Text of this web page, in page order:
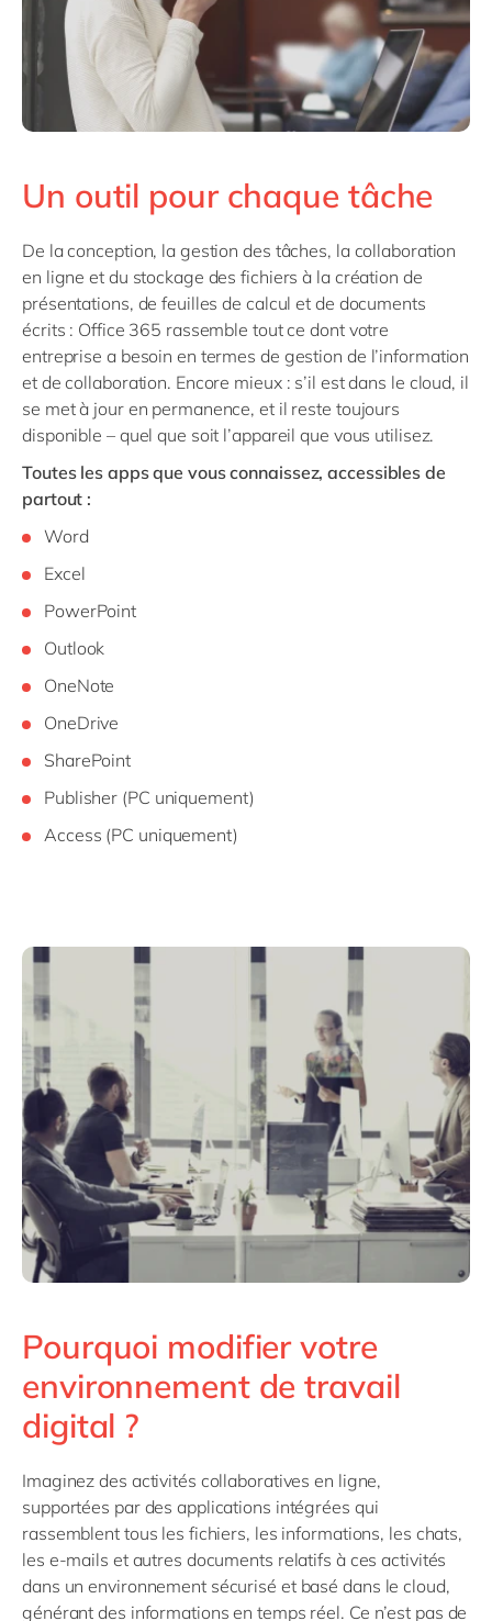
Un outil pour chaque tâche
De la conception, la gestion des tâches, la collaboration
en ligne et du stockage des fichiers à la création de
présentations, de feuilles de calcul et de documents
écrits : Office 365 rassemble tout ce dont votre
entreprise a besoin en termes de gestion de l’information
et de collaboration. Encore mieux : s’il est dans le cloud, il
se met à jour en permanence, et il reste toujours
disponible – quel que soit l’appareil que vous utilisez.
Toutes les apps que vous connaissez, accessibles de
partout :
Word
Excel
PowerPoint
Outlook
OneNote
OneDrive
SharePoint
Publisher (PC uniquement)
Access (PC uniquement)
Pourquoi modifier votre
environnement de travail
digital ?
Imaginez des activités collaboratives en ligne,
supportées par des applications intégrées qui
rassemblent tous les fichiers, les informations, les chats,
les e-mails et autres documents relatifs à ces activités
dans un environnement sécurisé et basé dans le cloud,
générant des informations en temps réel. Ce n’est pas de